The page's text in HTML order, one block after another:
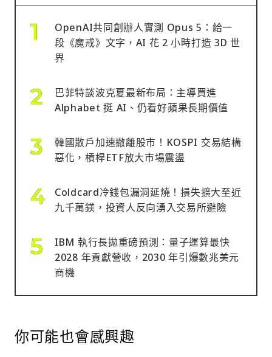
OpenAI共同創辦人實測 Opus 5：給一
段《魔戒》文字，AI 花 2 小時打造 3D 世
界
巴菲特談波克夏最新布局：主導買進
Alphabet 挺 AI、仍看好蘋果長期價值
韓國散戶加速撤離股市！KOSPI 交易結構
惡化，槓桿ETF放大市場震盪
Coldcard冷錢包漏洞延燒！損失擴大至近
九千萬鎂，投資人反向湧入交易所避險
IBM 執行長拋重磅預測：量子運算最快
2028 年貢獻營收，2030 年引爆數兆美元
商機
你可能也會感興趣